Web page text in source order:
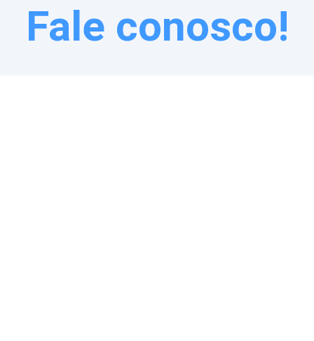
Fale conosco!